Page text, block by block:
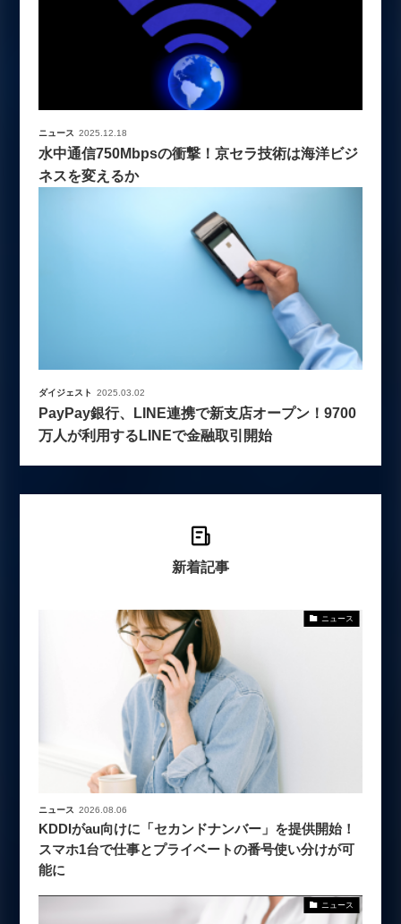
ニュース 2025.12.18
水中通信750Mbpsの衝撃！京セラ技術は海洋ビジ
ネスを変えるか
ダイジェスト 2025.03.02
PayPay銀行、LINE連携で新支店オープン！9700
万人が利用するLINEで金融取引開始
新着記事
ニュース
ニュース 2026.08.06
KDDIがau向けに「セカンドナンバー」を提供開始！
スマホ1台で仕事とプライベートの番号使い分けが可
能に
ニュース